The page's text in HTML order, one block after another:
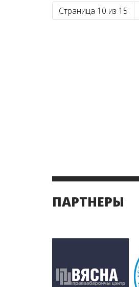
Страница 10 из 15
ПАРТНЕРЫ